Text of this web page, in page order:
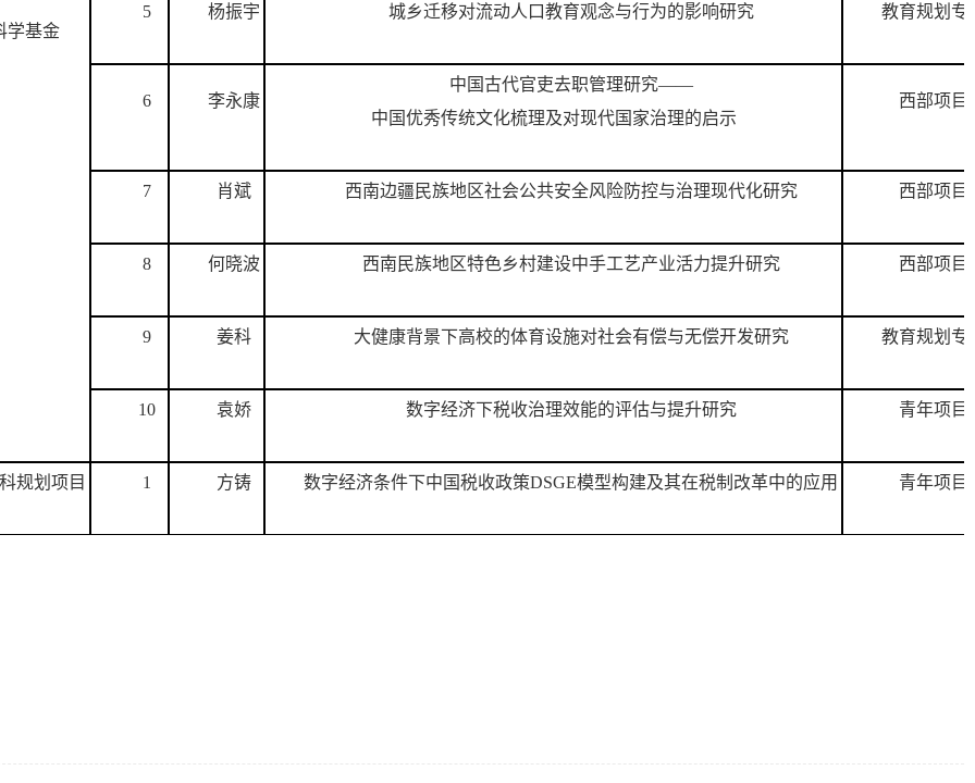
学基金
5 杨振宇 城乡迁移对流动人口教育观念与行为的影响研究 教育规划专
6 李永康
中国古代官吏去职管理研究——
中国优秀传统文化梳理及对现代国家治理的启示
西部项目
7 肖斌 西南边疆民族地区社会公共安全风险防控与治理现代化研究 西部项目
8 何晓波 西南民族地区特色乡村建设中手工艺产业活力提升研究 西部项目
9 姜科 大健康背景下高校的体育设施对社会有偿与无偿开发研究 教育规划专
10 袁娇 数字经济下税收治理效能的评估与提升研究 青年项目
规划项目 1 方铸 数字经济条件下中国税收政策DSGE模型构建及其在税制改革中的应用 青年项目